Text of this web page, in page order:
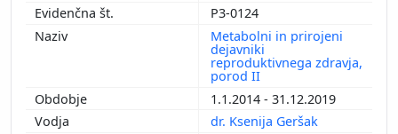
P3-0124
Metabolni in prirojeni
dejavniki
reproduktivnega zdravja,
porod II
1.1.2014 - 31.12.2019
dr. Ksenija Geršak